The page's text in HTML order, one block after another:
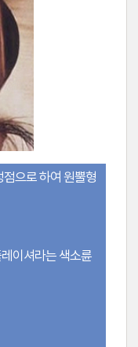
으로 하여 원뿔형
이셔라는 색소륜